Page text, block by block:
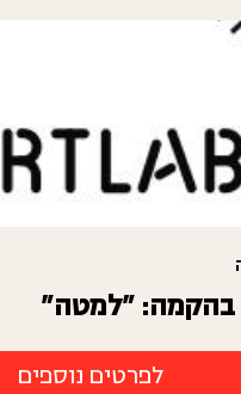
בהקמה: "למטה"
לפרטים נוספים